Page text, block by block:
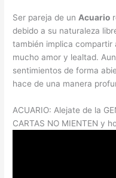
Ser pareja de un Acuario
debido a su naturaleza
también implica
mucho amor y lealtad.
sentimientos de forma
hace de una manera
ACUARIO: Alejate de la
CARTAS NO MIENTEN y